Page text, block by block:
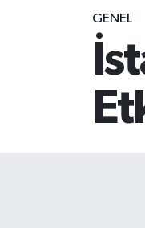
GENEL
SAMSUNSPOR
EKONOMİ